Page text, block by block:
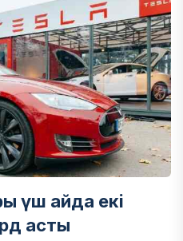
үш айда екі
асты